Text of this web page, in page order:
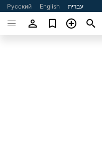
עברית English
Русский